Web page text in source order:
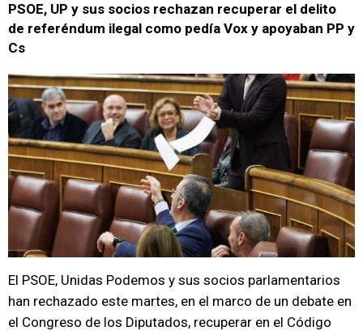
PSOE, UP y sus socios rechazan recuperar el delito
de referéndum ilegal como pedía Vox y apoyaban PP y
Cs
El PSOE, Unidas Podemos y sus socios parlamentarios
han rechazado este martes, en el marco de un debate en
el Congreso de los Diputados, recuperar en el Código